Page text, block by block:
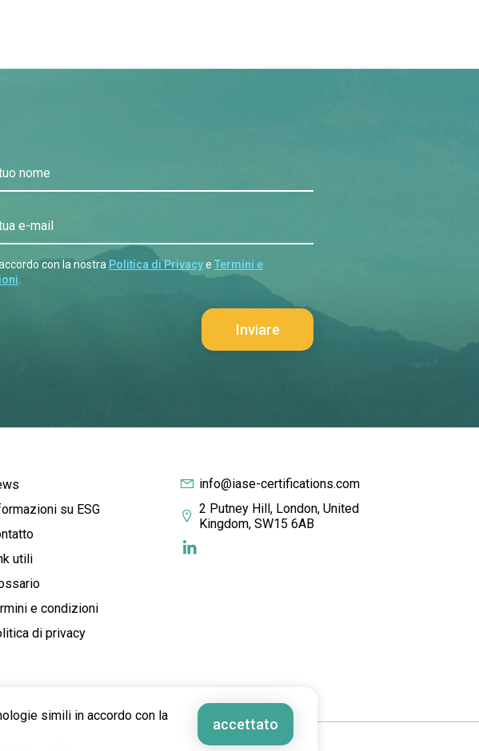
nome
e-mail
con la nostra Politica di Privacye Termini e
info@iase-certifications.com
2 Putney Hill, London, United
Kingdom, SW15 6AB
su ESG
utili
e condizioni
di privacy
simili in accordo con la
accettato